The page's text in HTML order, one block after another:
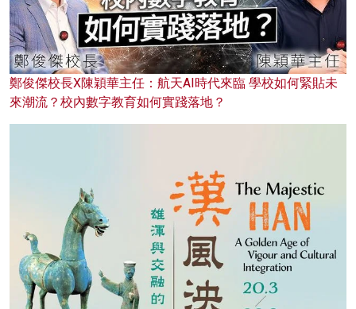
鄭俊傑校長X陳穎華主任：航天AI時代來臨 學校如何緊貼未
來潮流？校內數字教育如何實踐落地？